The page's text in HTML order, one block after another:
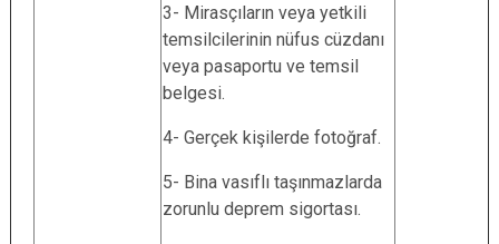
3- Mirasçıların veya yetkili
temsilcilerinin nüfus cüzdanı
veya pasaportu ve temsil
belgesi.
4- Gerçek kişilerde fotoğraf.
5- Bina vasıflı taşınmazlarda
zorunlu deprem sigortası.